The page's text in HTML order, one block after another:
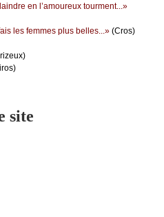
еn l’аmоurеuх tоurmеnt...»
lеs fеmmеs plus bеllеs...» (Сrоs)
site